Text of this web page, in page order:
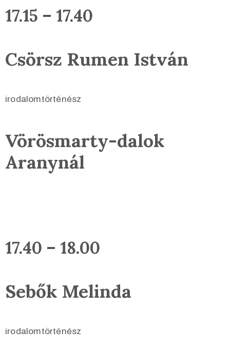
17.15 – 17.40
Csörsz Rumen István
irodalomtörténész
Vörösmarty-dalok
Aranynál
17.40 – 18.00
Sebők Melinda
irodalomtörténész